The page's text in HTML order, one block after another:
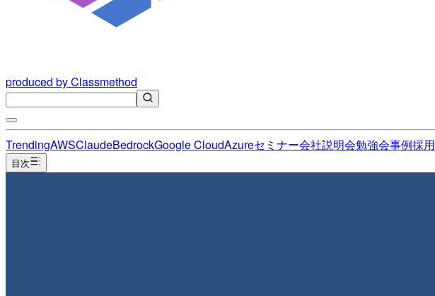
produced by Classmethod
TrendingAWSClaudeBedrockGoogle CloudAzureセミナー会社説明会勉強会事例採用
目次